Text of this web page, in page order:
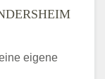
eigene